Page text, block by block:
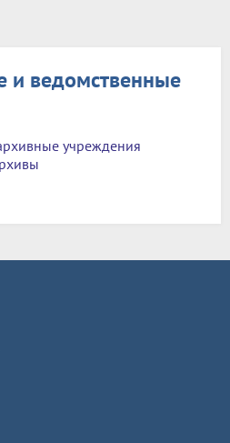
и ведомственные
учреждения